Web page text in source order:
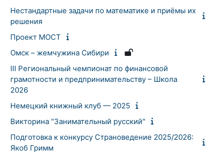
Нестандартные задачи по математике и приёмы их
решения
Проект МОСТ
Омск – жемчужина Сибири
III Региональный чемпионат по финансовой
грамотности и предпринимательству – Школа
2026
Немецкий книжный клуб — 2025
Викторина "Занимательный русский"
Подготовка к конкурсу Страноведение 2025/2026:
Якоб Гримм